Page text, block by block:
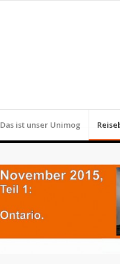
Das ist unser Unimog